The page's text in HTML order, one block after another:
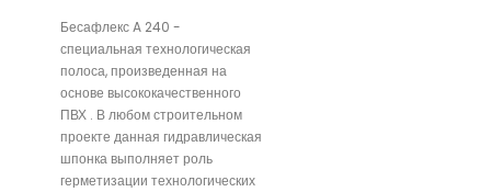
Бесафлекс A 240 -
специальная технологическая
полоса, произведенная на
основе высококачественного
ПВХ . В любом строительном
проекте данная гидравлическая
шпонка выполняет роль
герметизации технологических